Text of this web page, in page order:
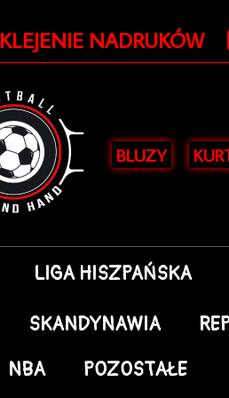
KLEJENIE NADRUKÓW
BLUZY
LIGA HISZPAŃSKA
SKANDYNAWIA
NBA POZOSTAŁE
najnowszych